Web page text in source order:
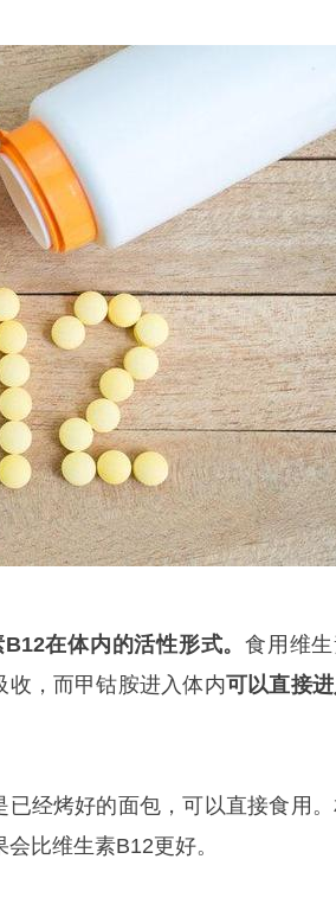
在体内的活性形式。食用维
收，而甲钴胺进入体内可以直接
经烤好的面包，可以直接食用
比维生素B12更好。